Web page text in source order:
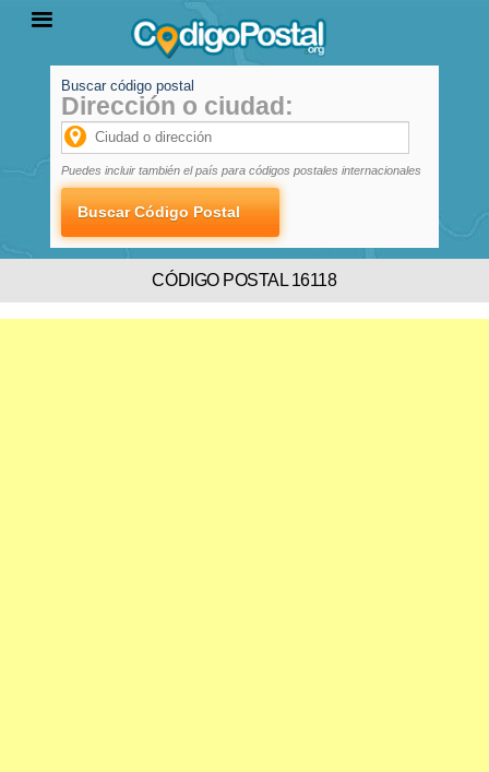
PROVINCIAS
LOCALIDADES
Buscar código postal
Dirección o ciudad:
Puedes incluir también el país para códigos postales internacionales
CÓDIGO POSTAL 16118